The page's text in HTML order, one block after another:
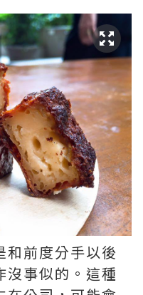
和前度分手以後
沒事似的。這種